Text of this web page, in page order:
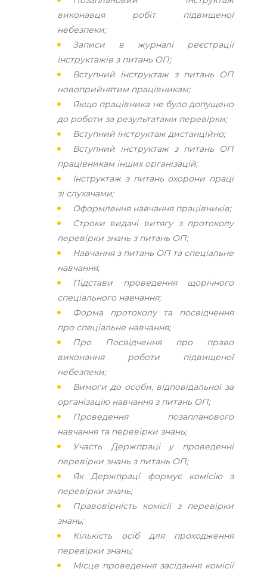
виконавця робіт підвищеної
небезпеки;
Записи в журналі реєстрації
інструктажів з питань ОП;
Вступний інструктаж з питань ОП
новоприйнятим працівникам;
Якщо працівника не було допущено
до роботи за результатами перевірки;
Вступний інструктаж дистанційно;
Вступний інструктаж з питань ОП
працівникам інших організацій;
Інструктаж з питань охорони праці
зі слухачами;
Оформлення навчання працівників;
Строки видачі витягу з протоколу
перевірки знань з питань ОП;
Навчання з питань ОП та спеціальне
навчання;
Підстави проведення щорічного
спеціального навчання;
Форма протоколу та посвідчення
про спеціальне навчання;
Про Посвідчення про право
виконання роботи підвищеної
небезпеки;
Вимоги до особи, відповідальної за
організацію навчання з питань ОП;
Проведення позапланового
навчання та перевірки знань;
Участь Держпраці у проведенні
перевірки знань з питань ОП;
Як Держпраці формує комісію з
перевірки знань;
Правовірність комісії з перевірки
знань;
Кількість осіб для проходження
перевірки знань;
Місце проведення засідання комісії